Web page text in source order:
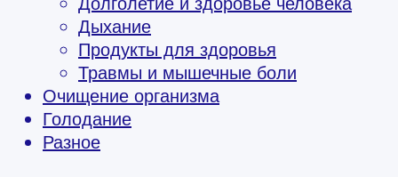
Дыхание
Продукты для здоровья
Травмы и мышечные боли
Очищение организма
Голодание
Разное